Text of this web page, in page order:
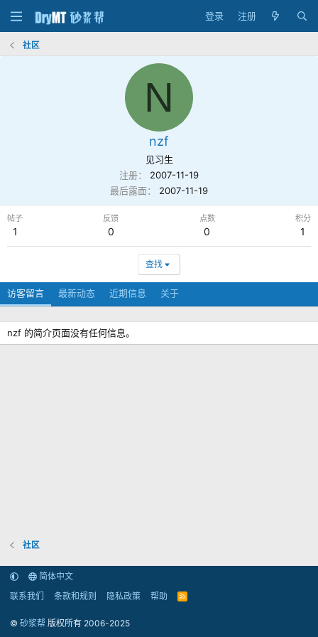
登录 注册
社区
N
nzf
见习生
注册
2007-11-19
最后露面
2007-11-19
帖子
1
反馈
0
点数
0
积分
1
查找
访客留言 最新动态 近期信息 关于
nzf 的简介页面没有任何信息。
社区
简体中文
联系我们
条款和规则 隐私政策 帮助
R
© 砂浆帮 版权所有 2006-2025